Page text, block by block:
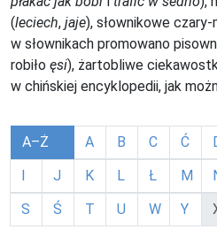
(leciech, jaje), słownikowe
w słownikach promowano
robiło ęsi), żartobliwe
w chińskiej encyklopedii, jak
A–Ż A B C Ć
I
J K L Ł M
S
Ś T U W Y